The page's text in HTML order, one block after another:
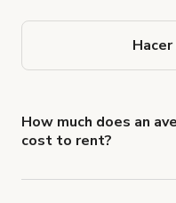
How much does an
cost to rent?